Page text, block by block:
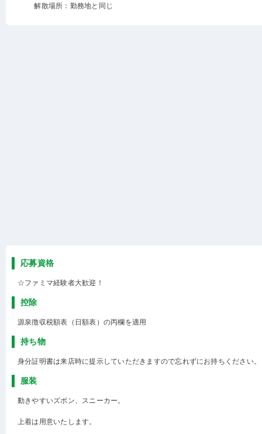
解散場所：勤務地と同じ
応募資格
☆ファミマ経験者大歓迎！
控除
源泉徴収税額表（日額表）の丙欄を適用
持ち物
身分証明書は来店時に提示していただきますので忘れずにお持ちください。
服装
動きやすいズボン、スニーカー。
上着は用意いたします。